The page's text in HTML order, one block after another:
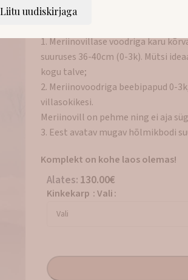
Armas poiste meriinovillane
1. Meriinovillase voodriga karu
suuruses 36-40cm (0-3k). Mütsi
kogu talve;
2. Meriinovoodriga beebipapud 0-
villasokikesi.
Meriinovill on pehme ning ei aja
3. Eest avatav mugav hõlmikbodi
Komplekt on kohe laos olemas!
Alates: 130.00€
Kinkekarp :Vali
Liitu uudiskirjaga